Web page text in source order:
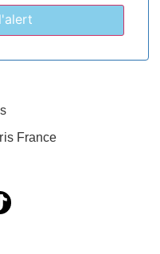
France